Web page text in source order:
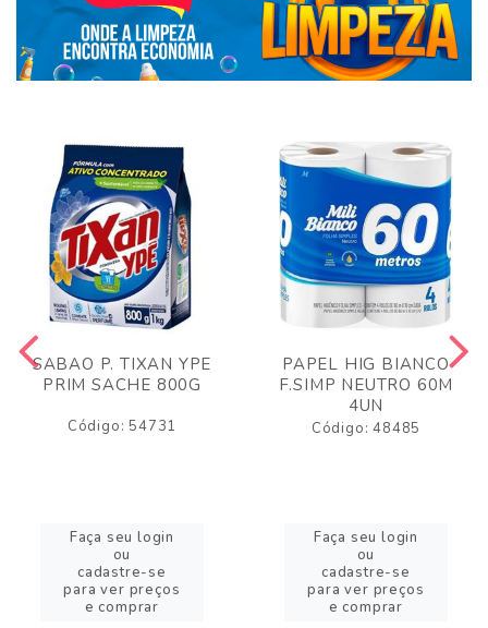
SABAO P. TIXAN YPE
PRIM SACHE 800G
Código: 54731
Faça seu login
ou
cadastre-se
para ver preços
e comprar
PAPEL HIG BIANCO
F.SIMP NEUTRO 60M
4UN
Código: 48485
Faça seu login
ou
cadastre-se
para ver preços
e comprar